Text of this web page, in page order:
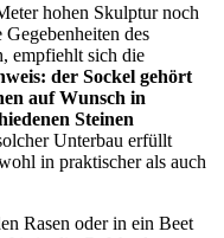
hohen Skulptur noch
des
empfiehlt sich die
der Sockel gehört
auf Wunsch in
Steinen
Unterbau erfüllt
in praktischer als auch
Rasen oder in ein Beet